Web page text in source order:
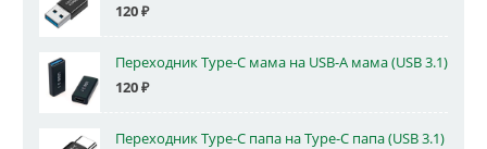
120₽
Переходник Type-C мама на USB-A мама (USB 3.1)
120₽
Переходник Type-C папа на Type-C папа (USB 3.1)